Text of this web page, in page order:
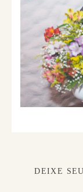
DEIXE